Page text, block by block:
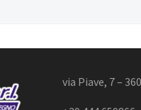
via Piave, 7 –